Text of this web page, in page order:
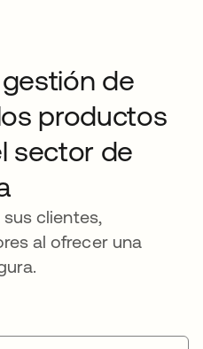
de
productos
sector de
clientes,
al ofrecer una